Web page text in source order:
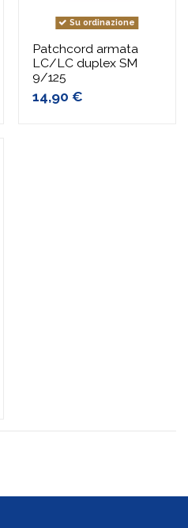
Su ordinazione
Patchcord armata
LC/LC duplex SM
9/125
14,90 €